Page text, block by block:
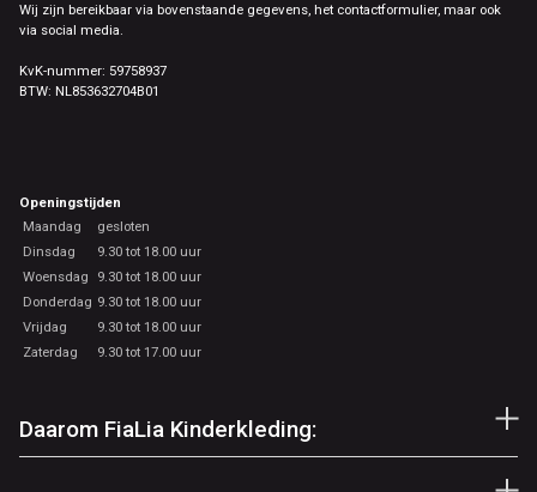
Wij zijn bereikbaar via bovenstaande gegevens, het contactformulier, maar ook
via social media.
KvK-nummer: 59758937
BTW: NL853632704B01
Openingstijden
Maandag
gesloten
Dinsdag
9.30 tot 18.00 uur
Woensdag
9.30 tot 18.00 uur
Donderdag 9.30 tot 18.00 uur
Vrijdag
9.30 tot 18.00 uur
Zaterdag
9.30 tot 17.00 uur
Daarom FiaLia Kinderkleding: